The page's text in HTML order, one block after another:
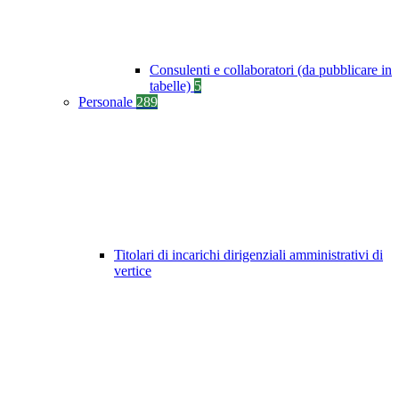
Consulenti e collaboratori (da pubblicare in
tabelle) 5
Personale 289
Titolari di incarichi dirigenziali amministrativi di
vertice